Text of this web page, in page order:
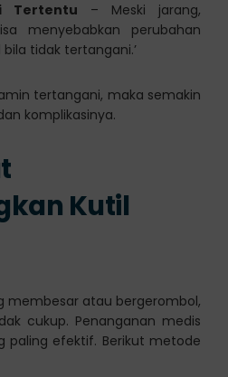
Tertentu – Meski jarang,
menyebabkan perubahan
tidak tertangani.’
tertangani, maka semakin
komplikasinya.
Kutil
membesar atau bergerombol,
cukup. Penanganan medis
paling efektif. Berikut metode